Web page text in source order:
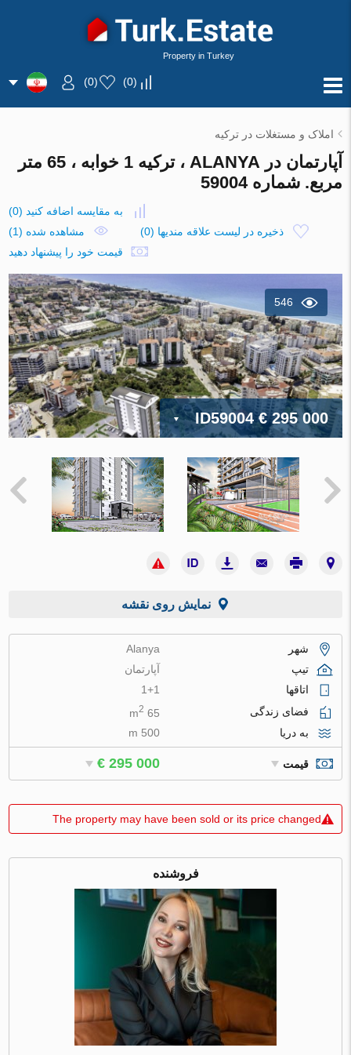
Property in Turkey
(
0
)
(
0
)
املاک و مستغلات در ترکیه
آپارتمان در ALANYA ، ترکیه 1 خوابه ، 65 متر
مربع. شماره 59004
به مقایسه اضافه کنید (
0
)
ذخیره در لیست علاقه مندیها (
0
)
مشاهده شده (1)
قیمت خود را پیشنهاد دهید
546
ID59004€ 295 000
نمایش روی نقشه
شهر
Alanya
تیپ
آپارتمان
اتاقها
1+1
فضای زندگی
65 m
2
به دریا 500 m
قیمت € 295 000
The property may have been sold or its price changed
فروشنده